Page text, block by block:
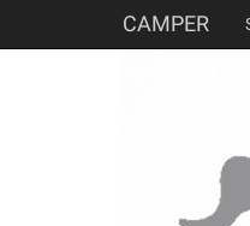
CAMPER